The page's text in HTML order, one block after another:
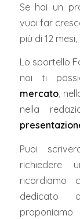
Se hai un
vuoi far
più di 12
Lo sportello
noi ti
mercato,
nella
Puoi
richiedere
ricordiamo
dedicato